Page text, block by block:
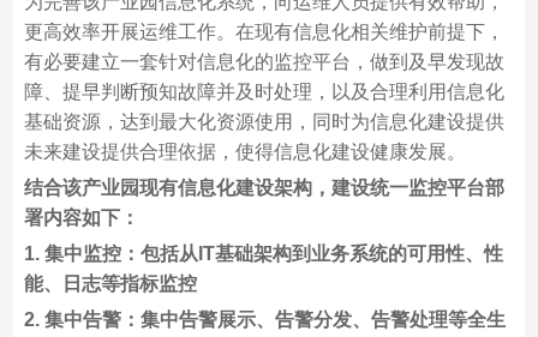
更高效率开展运维工作。在现有信息化相关维护前提下，
有必要建立一套针对信息化的监控平台，做到及早发现故
障、提早判断预知故障并及时处理，以及合理利用信息化
基础资源，达到最大化资源使用，同时为信息化建设提供
未来建设提供合理依据，使得信息化建设健康发展。
结合该产业园现有信息化建设架构，建设统一监控平台部
署内容如下：
1. 集中监控：包括从IT基础架构到业务系统的可用性、性
能、日志等指标监控
2. 集中告警：集中告警展示、告警分发、告警处理等全生